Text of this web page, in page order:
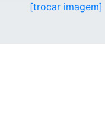
[trocar imagem]